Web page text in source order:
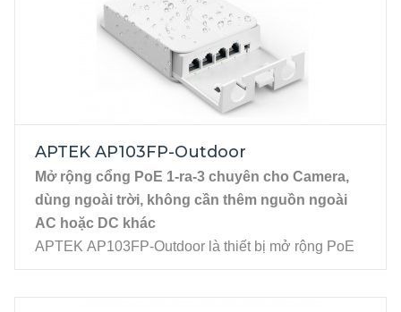
Camera cùng lúc, giúp kết nối các thiết bị mạng đơn
giản hơn, đáp ứng nhu cầu sử dụng của nhiều
1 x Fast Ethernet RJ45 PoE Power In
APTEK AP103FP-Outdoor
Mở rộng cổng PoE 1-ra-3 chuyên cho Camera,
dùng ngoài trời, không cần thêm nguồn ngoài
AC hoặc DC khác
APTEK AP103FP-Outdoor là thiết bị mở rộng PoE